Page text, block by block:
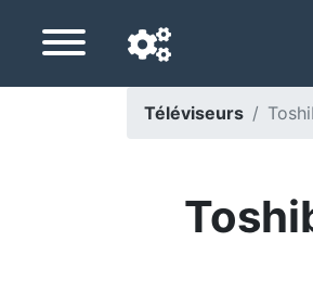
Téléviseurs